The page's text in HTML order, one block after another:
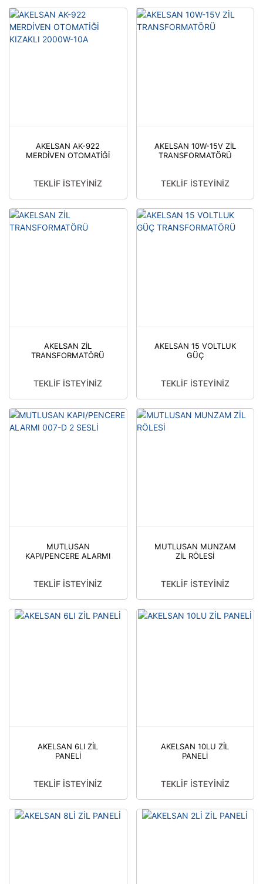
AKELSAN AK-922
MERDİVEN OTOMATİĞİ
TEKLİF İSTEYİNİZ
AKELSAN 10W-15V ZİL
TRANSFORMATÖRÜ
TEKLİF İSTEYİNİZ
AKELSAN ZİL
TRANSFORMATÖRÜ
TEKLİF İSTEYİNİZ
AKELSAN 15 VOLTLUK
GÜÇ
TEKLİF İSTEYİNİZ
MUTLUSAN
KAPI/PENCERE ALARMI
TEKLİF İSTEYİNİZ
MUTLUSAN MUNZAM
ZİL RÖLESİ
TEKLİF İSTEYİNİZ
AKELSAN 6LI ZİL
PANELİ
TEKLİF İSTEYİNİZ
AKELSAN 10LU ZİL
PANELİ
TEKLİF İSTEYİNİZ